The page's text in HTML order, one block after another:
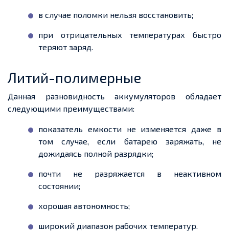
в случае поломки нельзя восстановить;
при отрицательных температурах быстро
теряют заряд.
Литий-полимерные
Данная разновидность аккумуляторов обладает
следующими преимуществами:
показатель емкости не изменяется даже в
том случае, если батарею заряжать, не
дожидаясь полной разрядки;
почти не разряжается в неактивном
состоянии;
хорошая автономность;
широкий диапазон рабочих температур.